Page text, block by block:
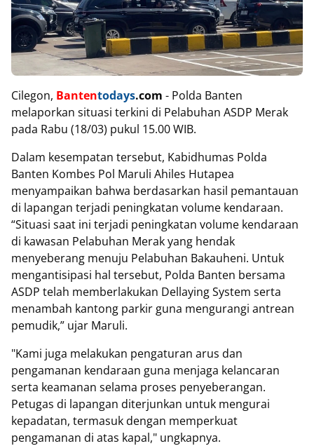
Cilegon, Bantentodays.com - Polda Banten
melaporkan situasi terkini di Pelabuhan ASDP Merak
pada Rabu (18/03) pukul 15.00 WIB.
Dalam kesempatan tersebut, Kabidhumas Polda
Banten Kombes Pol Maruli Ahiles Hutapea
menyampaikan bahwa berdasarkan hasil pemantauan
di lapangan terjadi peningkatan volume kendaraan.
“Situasi saat ini terjadi peningkatan volume kendaraan
di kawasan Pelabuhan Merak yang hendak
menyeberang menuju Pelabuhan Bakauheni. Untuk
mengantisipasi hal tersebut, Polda Banten bersama
ASDP telah memberlakukan Dellaying System serta
menambah kantong parkir guna mengurangi antrean
pemudik,” ujar Maruli.
"Kami juga melakukan pengaturan arus dan
pengamanan kendaraan guna menjaga kelancaran
serta keamanan selama proses penyeberangan.
Petugas di lapangan diterjunkan untuk mengurai
kepadatan, termasuk dengan memperkuat
pengamanan di atas kapal," ungkapnya.